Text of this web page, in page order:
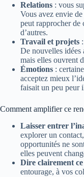
Relations : vous
Vous avez envie
peut rapprocher
d’autres.
Travail et projets
De nouvelles idées
mais elles ouvrent
Émotions :
acceptez mieux
faisait un peu peur
Comment amplifier ce
Laisser entrer
explorer un
opportunités ne
elles peuvent
Dire clairement
entourage, à vos